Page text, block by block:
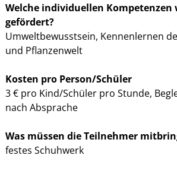
Welche individuellen Kompetenzen
gefördert?
Umweltbewusstsein, Kennenlernen
und Pflanzenwelt
Kosten pro Person/Schüler
3 € pro Kind/Schüler pro Stunde,
nach Absprache
Was müssen die Teilnehmer
festes Schuhwerk